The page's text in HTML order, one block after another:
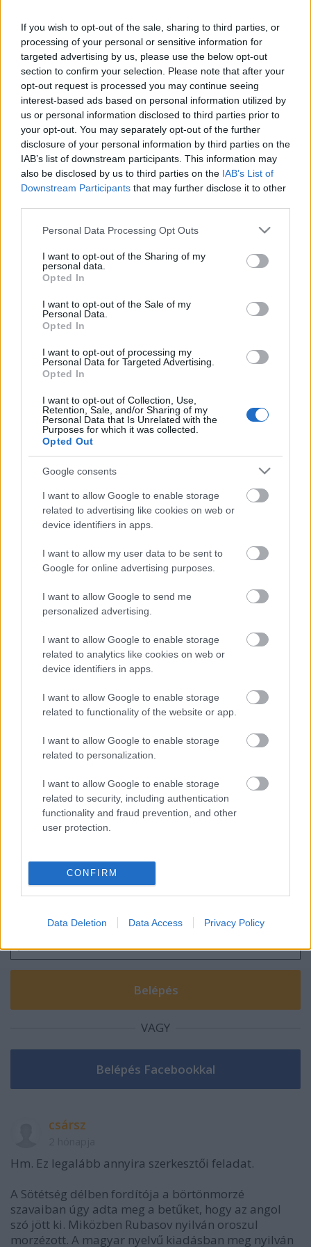
If you wish to opt-out of the sale, sharing to third parties, or
processing of your personal or sensitive information for
targeted advertising by us, please use the below opt-out
section to confirm your selection. Please note that after your
opt-out request is processed you may continue seeing
interest-based ads based on personal information utilized by
us or personal information disclosed to third parties prior to
your opt-out. You may separately opt-out of the further
disclosure of your personal information by third parties on the
IAB’s list of downstream participants. This information may
also be disclosed by us to third parties on the IAB’s List of
Downstream Participants that may further disclose it to other
Please note that this website/app uses one or more Google
not limited to your visit or usage behaviour. You may click to
grant or deny consent to Google and its third-party tags to
use your data for below specified purposes in below Google
consent section.
Personal Data Processing Opt Outs
I want to opt-out of the Sharing of my
personal data.
Opted In
I want to opt-out of the Sale of my
Personal Data.
Opted In
I want to opt-out of processing my
Personal Data for Targeted Advertising.
Opted In
I want to opt-out of Collection, Use,
Retention, Sale, and/or Sharing of my
Personal Data that Is Unrelated with the
Purposes for which it was collected.
Opted Out
Google consents
I want to allow Google to enable storage
related to advertising like cookies on web or
device identifiers in apps.
I want to allow my user data to be sent to
Google for online advertising purposes.
I want to allow Google to send me
personalized advertising.
I want to allow Google to enable storage
related to analytics like cookies on web or
device identifiers in apps.
I want to allow Google to enable storage
related to functionality of the website or app.
I want to allow Google to enable storage
related to personalization.
I want to allow Google to enable storage
related to security, including authentication
functionality and fraud prevention, and other
user protection.
CONFIRM
Data Deletion Data Access Privacy Policy
belehallgatni, és ez tényleg időt igényel. Az egyik
szereplő eldobja Sun Ra The Soul Vibration of Man
című albumát, próbálok rájönni, hogy ez mit jelent.
Bár itt pont nem is a zenéből lehet megérteni, mit
jelent a dobálózás, hanem abból, hogy ez a lemez a
könyv megírásának idején nem volt még CD-n vagy
letölthető formában, igazi kincsnek számított.
Nem is ezt akartam mesélni, hanem hogy nem
voltam biztos abban, érdemes-e megemlíteni a régi
félrefordításokat, hogy az Üvöltés című kötetben
Sonny Rollins trombitásként van emlegetve. Nem
mindegy? Nem tudálékosság és kicsinyesség az ilyen
utólagos javítgatás?
Talán nem, mert Chabon fordítója, Pék Zoltán is azt
írja, hogy Ornette Coleman volt az, aki újra
fölfedezte a New Orleans-i kürtösök hangszínét. Akik
nyilván nem kürtösök, nem is trombitások, hanem
szaxofonosok. Ha volna valami fordítói adatbázis
ötven év elteltével nem követnék el ugyanazt, vagy
majdnem ugyanazt a hibát,
Ebben a lemezdobálós jelenetben egyébként az
egyik szereplő háromsoros ruhát visel. Hát az vajon
milyen lehet? Gyanítom, hogy semmilyen, hogy
inkább egy háromrészes öltönyről van szó, amely
nemcsak azonos anyagból készült nadrág és zakó,
hanem mellény is van hozzá. De ezt emlegetni lehet,
hogy tényleg tudálékosság, mert ezt a hibát más
fordításokban még nem vettem észre.
Ajánlott bejegyzések:
A léghajó neve
Chabontól Shakespeare-ig
Szólj hozzá!
A hozzászóláshoz be kell lépned!
VAGY
csársz
Hm. Ez legalább annyira szerkesztői feladat.
A Sötétség délben fordítója a börtönmorzé
szavaiban úgy adta meg a betűket, hogy az angol
szó jött ki. Miközben Rubasov nyilván oroszul
morzézott. A magyar nyelvű kiadásban meg nyilván